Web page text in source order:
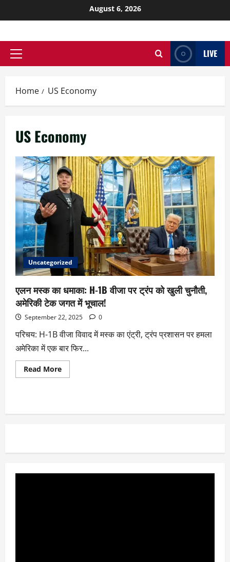
August 6, 2026
LIVE
Home US Economy
US Economy
Uncategorized
एलन मस्क का धमाका: H-1B वीजा पर ट्रंप को खुली चुनौती,
अमेरिकी टेक जगत में भूचाल!
September 22, 2025 0
परिचय: H-1B वीजा विवाद में मस्क का एंट्री, ट्रंप प्रशासन पर हमला
अमेरिका में एक बार फिर...
Read More